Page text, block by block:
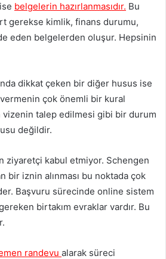
belgelerin hazırlanmasıdır. Bu
gerekse kimlik, finans durumu,
eden belgelerden oluşur. Hepsinin
dikkat çeken bir diğer husus ise
çok önemli bir kural
vizenin talep edilmesi gibi bir durum
değildir.
ziyaretçi kabul etmiyor. Schengen
bir iznin alınması bu noktada çok
Başvuru sürecinde online sistem
birtakım evraklar vardır. Bu
randevu alarak süreci